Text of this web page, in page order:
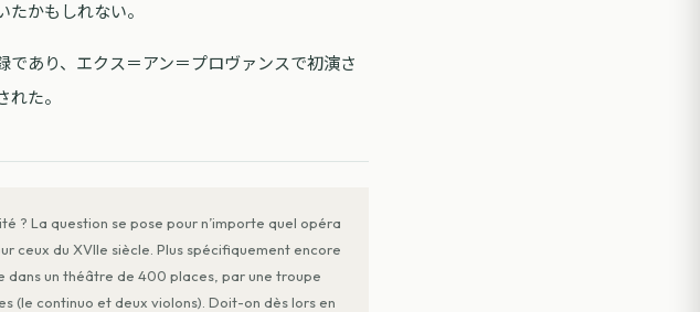
かもしれない。
あり、エクス＝アン＝プロヴァンスで初演さ
た。
? La question se pose pour n’importe quel opéra
ceux du XVIIe siècle. Plus spécifiquement encore
dans un théâtre de 400 places, par une troupe
(le continuo et deux violons). Doit-on dès lors en